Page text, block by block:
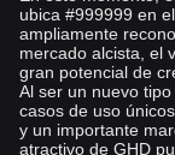
ubica #999999 en
ampliamente
mercado alcista, el
gran potencial de
Al ser un nuevo
casos de uso
y un importante
atractivo de GHD